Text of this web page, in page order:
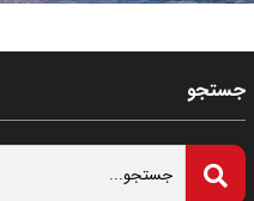
جستجو